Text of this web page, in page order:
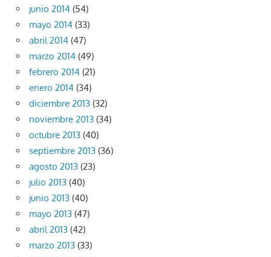
junio 2014 (54)
mayo 2014 (33)
abril 2014 (47)
marzo 2014 (49)
febrero 2014 (21)
enero 2014 (34)
diciembre 2013 (32)
noviembre 2013 (34)
octubre 2013 (40)
septiembre 2013 (36)
agosto 2013 (23)
julio 2013 (40)
junio 2013 (40)
mayo 2013 (47)
abril 2013 (42)
marzo 2013 (33)